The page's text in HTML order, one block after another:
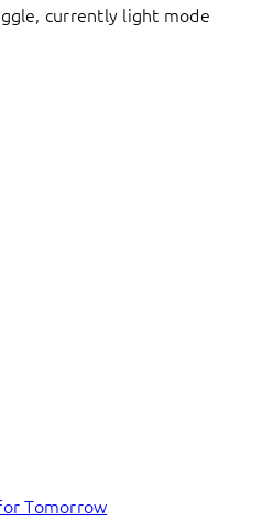
currently light mode
Tomorrow